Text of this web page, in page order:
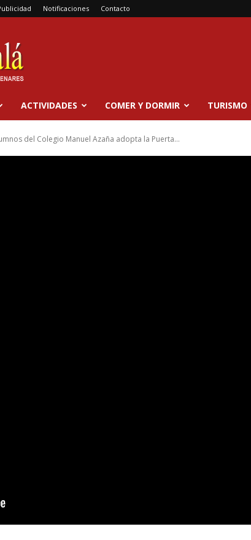
Notificaciones Contacto
ACTIVIDADES COMER Y DORMIR TURISMO
del Colegio Manuel Azaña adopta la Puerta...